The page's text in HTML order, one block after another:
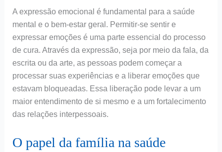
A expressão emocional é fundamental para a saúde
mental e o bem-estar geral. Permitir-se sentir e
expressar emoções é uma parte essencial do processo
de cura. Através da expressão, seja por meio da fala, da
escrita ou da arte, as pessoas podem começar a
processar suas experiências e a liberar emoções que
estavam bloqueadas. Essa liberação pode levar a um
maior entendimento de si mesmo e a um fortalecimento
das relações interpessoais.
O papel da família na saúde